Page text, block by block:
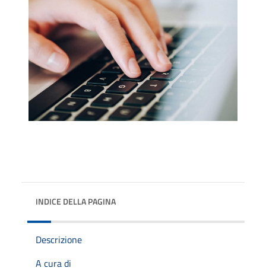
INDICE DELLA PAGINA
Descrizione
A cura di